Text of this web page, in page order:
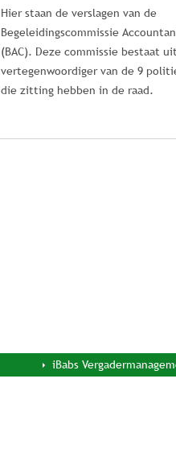
Hier staan de verslagen van de
Begeleidingscommissie
(BAC). Deze commissie bestaat
vertegenwoordiger van de 9
die zitting hebben in de raad.
iBabs